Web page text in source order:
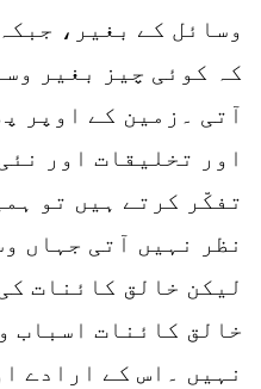
وسائل کے بغیر،
کہ کوئی چیز بغیر
آتی ۔زمین کے اوپر
اور تخلیقات اور
تفکّر کرتے ہیں تو
نظر نہیں آتی جہاں
لیکن خالق کائنات
خالق کائنات اسباب
نہیں ۔اس کے ارادے